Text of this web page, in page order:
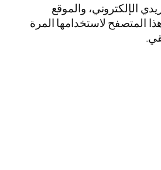
الإلكتروني، والموقع
المتصفح لاستخدامها المرة